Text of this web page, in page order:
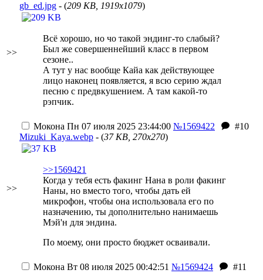
>>
gb_ed.jpg - (209 KB, 1919x1079)
Всё хорошо, но чо такой эндинг-то слабый?
Был же совершеннейший класс в первом
сезоне..
А тут у нас вообще Кайа как действующее
лицо наконец появляется, я всю серию ждал
песню с предвкушением. А там какой-то
рэпчик.
>>
Мокона Пн 07 июля 2025 23:44:00 №1569422
#10
Mizuki_Kaya.webp - (37 KB, 270x270)
>>1569421
Когда у тебя есть факинг Нана в роли факинг
Наны, но вместо того, чтобы дать ей
микрофон, чтобы она использовала его по
назначению, ты дополнительно нанимаешь
Мэй'н для эндина.
По моему, они просто бюджет осваивали.
Мокона Вт 08 июля 2025 00:42:51 №1569424
#11